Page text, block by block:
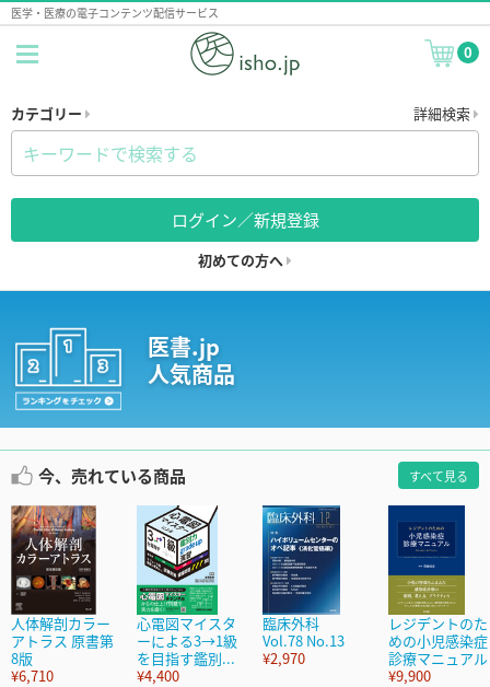
医学・医療の電子コンテンツ配信サービス
0
カテゴリー 詳細検索
ログイン／新規登録
初めての方へ
医書.jp
人気商品
今、売れている商品 すべて見る
人体解剖カラー
アトラス 原書第
8版
¥6,710
心電図マイスタ
ーによる3→1級
を目指す鑑別...
¥4,400
臨床外科
Vol.78 No.13
¥2,970
レジデントのた
めの小児感染症
診療マニュアル
¥9,900